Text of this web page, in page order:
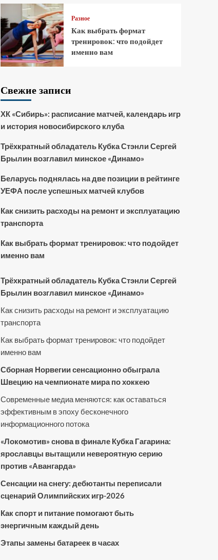
Разное
Как выбрать формат
тренировок: что подойдет
именно вам
Свежие записи
ХК «Сибирь»: расписание матчей, календарь игр
и история новосибирского клуба
Трёхкратный обладатель Кубка Стэнли Сергей
Брылин возглавил минское «Динамо»
Беларусь поднялась на две позиции в рейтинге
УЕФА после успешных матчей клубов
Как снизить расходы на ремонт и эксплуатацию
транспорта
Как выбрать формат тренировок: что подойдет
именно вам
Трёхкратный обладатель Кубка Стэнли Сергей
Брылин возглавил минское «Динамо»
Как снизить расходы на ремонт и эксплуатацию
транспорта
Как выбрать формат тренировок: что подойдет
именно вам
Сборная Норвегии сенсационно обыграла
Швецию на чемпионате мира по хоккею
Современные медиа меняются: как оставаться
эффективным в эпоху бесконечного
информационного потока
«Локомотив» снова в финале Кубка Гагарина:
ярославцы вытащили невероятную серию
против «Авангарда»
Сенсации на снегу: дебютанты переписали
сценарий Олимпийских игр-2026
Как спорт и питание помогают быть
энергичным каждый день
Этапы замены батареек в часах